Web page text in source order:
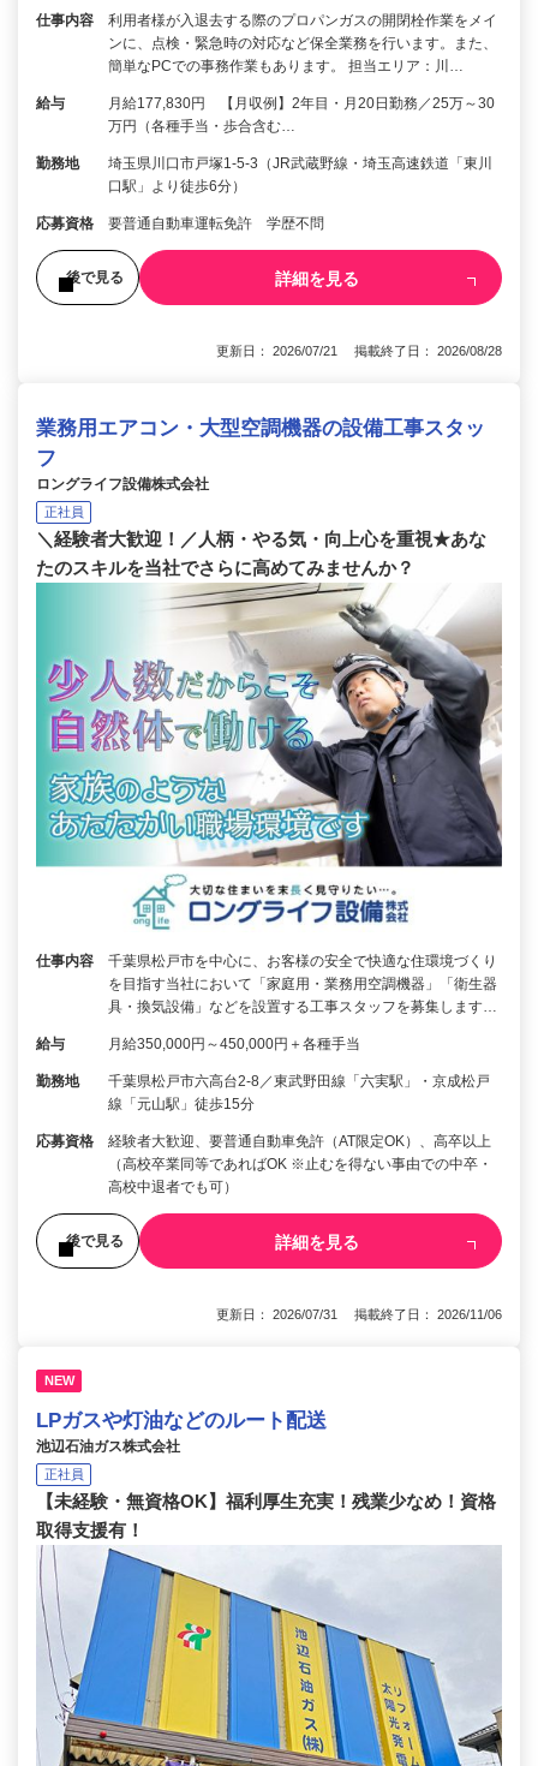
仕事内容
利用者様が入退去する際のプロパンガスの開閉栓作業をメイ
ンに、点検・緊急時の対応など保全業務を行います。また、
簡単なPCでの事務作業もあります。 担当エリア：川…
給与
月給177,830円 【月収例】2年目・月20日勤務／25万～30
万円（各種手当・歩合含む…
勤務地
埼玉県川口市戸塚1-5-3（JR武蔵野線・埼玉高速鉄道「東川
口駅」より徒歩6分）
応募資格 要普通自動車運転免許 学歴不問
後で見る 詳細を見る
更新日： 2026/07/21 掲載終了日： 2026/08/28
業務用エアコン・大型空調機器の設備工事スタッ
フ
ロングライフ設備株式会社
正社員
＼経験者大歓迎！／人柄・やる気・向上心を重視★あな
たのスキルを当社でさらに高めてみませんか？
仕事内容
千葉県松戸市を中心に、お客様の安全で快適な住環境づくり
を目指す当社において「家庭用・業務用空調機器」「衛生器
具・換気設備」などを設置する工事スタッフを募集します…
給与 月給350,000円～450,000円＋各種手当
勤務地
千葉県松戸市六高台2-8／東武野田線「六実駅」・京成松戸
線「元山駅」徒歩15分
応募資格
経験者大歓迎、要普通自動車免許（AT限定OK）、高卒以上
（高校卒業同等であればOK ※止むを得ない事由での中卒・
高校中退者でも可）
後で見る 詳細を見る
更新日： 2026/07/31 掲載終了日： 2026/11/06
NEW
LPガスや灯油などのルート配送
池辺石油ガス株式会社
正社員
【未経験・無資格OK】福利厚生充実！残業少なめ！資格
取得支援有！